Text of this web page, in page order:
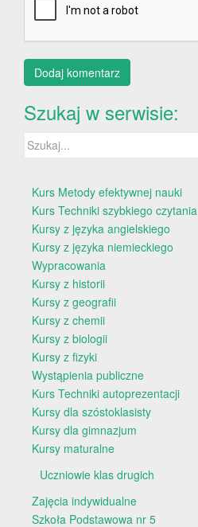
Szukaj w serwisie:
Szukaj:
Kurs Metody efektywnej nauki
Kurs Techniki szybkiego czytania
Kursy z języka angielskiego
Kursy z języka niemieckiego
Wypracowania
Kursy z historii
Kursy z geografii
Kursy z chemii
Kursy z biologii
Kursy z fizyki
Wystąpienia publiczne
Kurs Techniki autoprezentacji
Kursy dla szóstoklasisty
Kursy dla gimnazjum
Kursy maturalne
Uczniowie klas drugich
Zajęcia indywidualne
Szkoła Podstawowa nr 5